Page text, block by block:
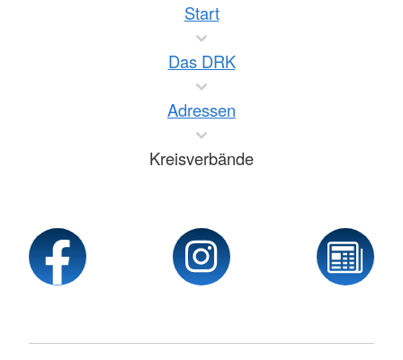
Start
Das DRK
Adressen
Kreisverbände